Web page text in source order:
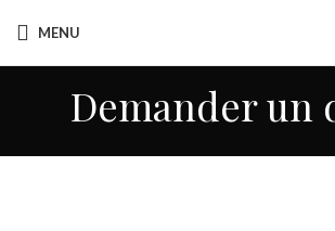
MENU
Demander un
Livraison gratuite